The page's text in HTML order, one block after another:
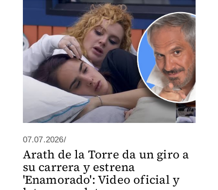
07.07.2026/
Arath de la Torre da un giro a
su carrera y estrena
'Enamorado': Video oficial y